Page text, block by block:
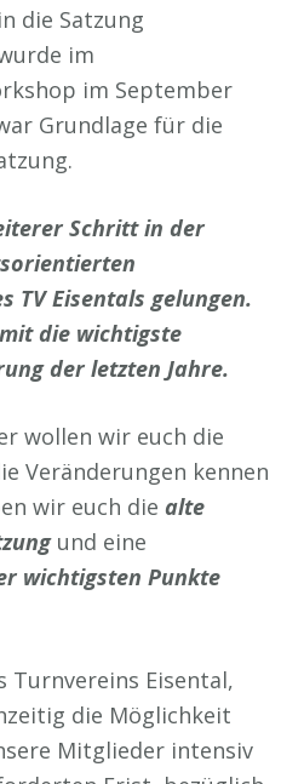
die Satzung
im
im September
Grundlage für die
Schritt in der
TV Eisentals gelungen.
die wichtigste
der letzten Jahre.
wollen wir euch die
Veränderungen kennen
wir euch die alte
und eine
wichtigsten Punkte
Turnvereins Eisental,
die Möglichkeit
Mitglieder intensiv